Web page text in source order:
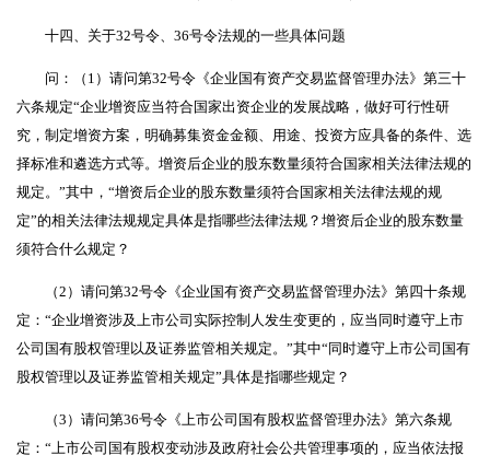
十四、关于32号令、36号令法规的一些具体问题
问：（1）请问第32号令《企业国有资产交易监督管理办法》第三十
六条规定“企业增资应当符合国家出资企业的发展战略，做好可行性研
究，制定增资方案，明确募集资金金额、用途、投资方应具备的条件、选
择标准和遴选方式等。增资后企业的股东数量须符合国家相关法律法规的
规定。”其中，“增资后企业的股东数量须符合国家相关法律法规的规
定”的相关法律法规规定具体是指哪些法律法规？增资后企业的股东数量
须符合什么规定？
（2）请问第32号令《企业国有资产交易监督管理办法》第四十条规
定：“企业增资涉及上市公司实际控制人发生变更的，应当同时遵守上市
公司国有股权管理以及证券监管相关规定。”其中“同时遵守上市公司国有
股权管理以及证券监管相关规定”具体是指哪些规定？
（3）请问第36号令《上市公司国有股权监督管理办法》第六条规
定：“上市公司国有股权变动涉及政府社会公共管理事项的，应当依法报